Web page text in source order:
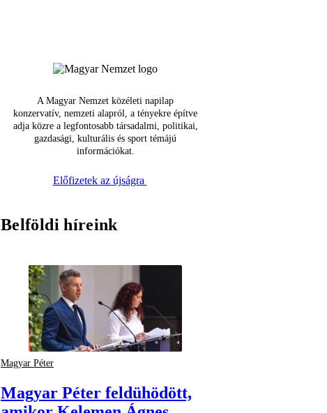
A Magyar Nemzet közéleti napilap
konzervatív, nemzeti alapról, a tényekre építve
adja közre a legfontosabb társadalmi, politikai,
gazdasági, kulturális és sport témájú
információkat.
Előfizetek az újságra
Belföldi híreink
Magyar Péter
Magyar Péter feldühödött,